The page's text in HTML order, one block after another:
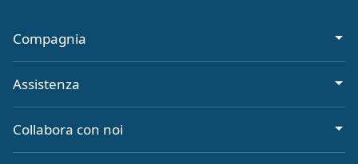
Compagnia
Assistenza
Collabora con noi